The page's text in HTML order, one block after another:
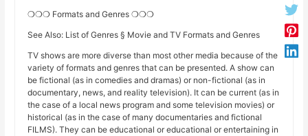
❍❍❍ Formats and Genres ❍❍❍
See Also: List of Genres § Movie and TV Formats and Genres
TV shows are more diverse than most other media because of the
variety of formats and genres that can be presented. A show can
be fictional (as in comedies and dramas) or non-fictional (as in
documentary, news, and reality television). It can be current (as in
the case of a local news program and some television movies) or
historical (as in the case of many documentaries and fictional
FILMS). They can be educational or educational or entertaining in